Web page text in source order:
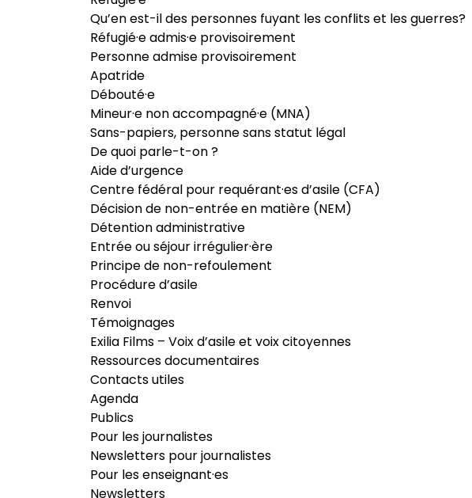
Qu’en est-il des personnes fuyant les conflits et les guerres?
Réfugié·e admis·e provisoirement
Personne admise provisoirement
Apatride
Débouté·e
Mineur·e non accompagné·e (MNA)
Sans-papiers, personne sans statut légal
De quoi parle-t-on ?
Aide d’urgence
Centre fédéral pour requérant·es d’asile (CFA)
Décision de non-entrée en matière (NEM)
Détention administrative
Entrée ou séjour irrégulier·ère
Principe de non-refoulement
Procédure d’asile
Renvoi
Témoignages
Exilia Films – Voix d’asile et voix citoyennes
Ressources documentaires
Contacts utiles
Agenda
Publics
Pour les journalistes
Newsletters pour journalistes
Pour les enseignant·es
Newsletters